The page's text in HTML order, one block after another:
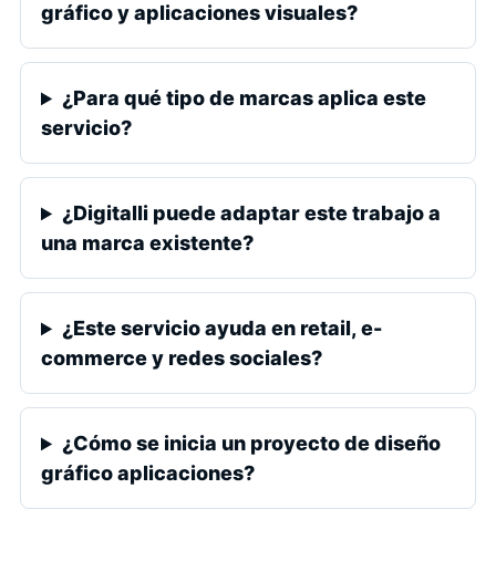
gráfico y aplicaciones visuales?
¿Para qué tipo de marcas aplica este
servicio?
¿Digitalli puede adaptar este trabajo a
una marca existente?
¿Este servicio ayuda en retail, e-
commerce y redes sociales?
¿Cómo se inicia un proyecto de diseño
gráfico aplicaciones?